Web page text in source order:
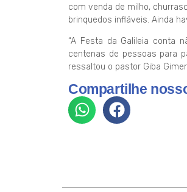
com venda de milho,
brinquedos infláveis. Ainda
“A Festa da Galileia conta
centenas de pessoas para
ressaltou o pastor Giba
Compartilhe